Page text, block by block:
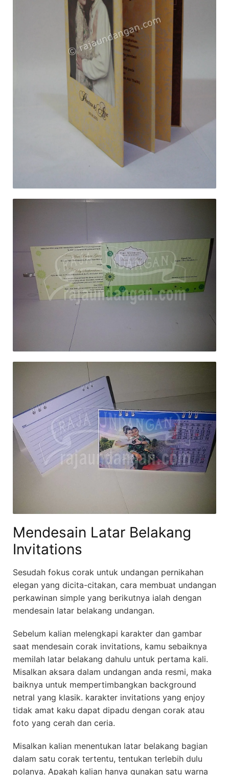
Mendesain Latar Belakang
Invitations
Sesudah fokus corak untuk undangan pernikahan
elegan yang dicita-citakan, cara membuat undangan
perkawinan simple yang berikutnya ialah dengan
mendesain latar belakang undangan.
Sebelum kalian melengkapi karakter dan gambar
saat mendesain corak invitations, kamu sebaiknya
memilah latar belakang dahulu untuk pertama kali.
Misalkan aksara dalam undangan anda resmi, maka
baiknya untuk mempertimbangkan background
netral yang klasik. karakter invitations yang enjoy
tidak amat kaku dapat dipadu dengan corak atau
foto yang cerah dan ceria.
Misalkan kalian menentukan latar belakang bagian
dalam satu corak tertentu, tentukan terlebih dulu
polanya. Apakah kalian hanya gunakan satu warna